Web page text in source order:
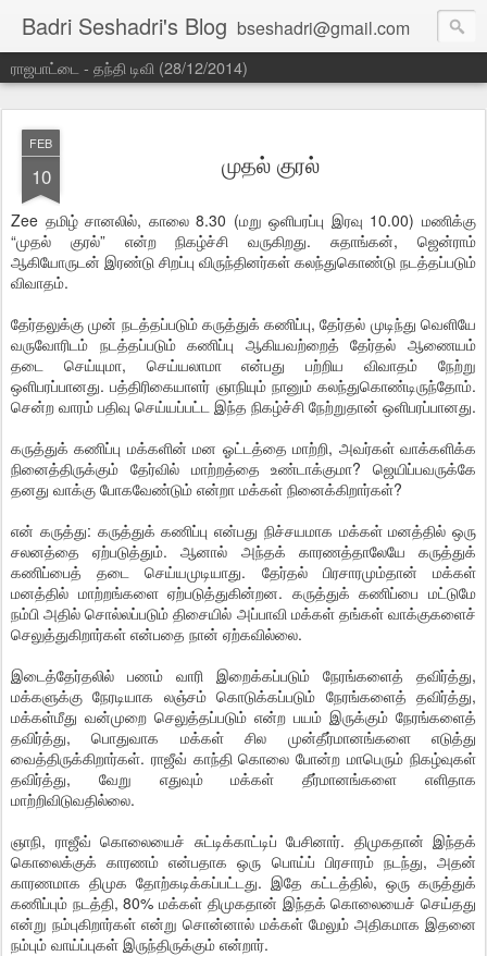
Badri Seshadri's Blog bseshadri@gmail.com
ராஜபாட்டை - தந்தி டிவி (28/12/2014)
FEB
10 முதல் குரல்
Zee தமிழ் சானலில், காலை 8.30 (மறு ஒளிபரப்பு இரவு 10.00) மணிக்கு
“முதல் குரல்” என்ற நிகழ்ச்சி வருகிறது. சுதாங்கன், ஜென்ராம்
ஆகியோருடன் இரண்டு சிறப்பு விருந்தினர்கள் கலந்துகொண்டு நடத்தப்படும்
விவாதம்.
தேர்தலுக்கு முன் நடத்தப்படும் கருத்துக் கணிப்பு, தேர்தல் முடிந்து வெளியே
வருவோரிடம் நடத்தப்படும் கணிப்பு ஆகியவற்றைத் தேர்தல் ஆணையம்
தடை செய்யுமா, செய்யலாமா என்பது பற்றிய விவாதம் நேற்று
ஒளிபரப்பானது. பத்திரிகையாளர் ஞாநியும் நானும் கலந்துகொண்டிருந்தோம்.
சென்ற வாரம் பதிவு செய்யப்பட்ட இந்த நிகழ்ச்சி நேற்றுதான் ஒளிபரப்பானது.
கருத்துக் கணிப்பு மக்களின் மன ஓட்டத்தை மாற்றி, அவர்கள் வாக்களிக்க
நினைத்திருக்கும் தேர்வில் மாற்றத்தை உண்டாக்குமா? ஜெயிப்பவருக்கே
தனது வாக்கு போகவேண்டும் என்றா மக்கள் நினைக்கிறார்கள்?
என் கருத்து: கருத்துக் கணிப்பு என்பது நிச்சயமாக மக்கள் மனத்தில் ஒரு
சலனத்தை ஏற்படுத்தும். ஆனால் அந்தக் காரணத்தாலேயே கருத்துக்
கணிப்பைத் தடை செய்யமுடியாது. தேர்தல் பிரசாரமும்தான் மக்கள்
மனத்தில் மாற்றங்களை ஏற்படுத்துகின்றன. கருத்துக் கணிப்பை மட்டுமே
நம்பி அதில் சொல்லப்படும் திசையில் அப்பாவி மக்கள் தங்கள் வாக்குகளைச்
செலுத்துகிறார்கள் என்பதை நான் ஏற்கவில்லை.
இடைத்தேர்தலில் பணம் வாரி இறைக்கப்படும் நேரங்களைத் தவிர்த்து,
மக்களுக்கு நேரடியாக லஞ்சம் கொடுக்கப்படும் நேரங்களைத் தவிர்த்து,
மக்கள்மீது வன்முறை செலுத்தப்படும் என்ற பயம் இருக்கும் நேரங்களைத்
தவிர்த்து, பொதுவாக மக்கள் சில முன்தீர்மானங்களை எடுத்து
வைத்திருக்கிறார்கள். ராஜீவ் காந்தி கொலை போன்ற மாபெரும் நிகழ்வுகள்
தவிர்த்து, வேறு எதுவும் மக்கள் தீர்மானங்களை எளிதாக
மாற்றிவிடுவதில்லை.
ஞாநி, ராஜீவ் கொலையைச் சுட்டிக்காட்டிப் பேசினார். திமுகதான் இந்தக்
கொலைக்குக் காரணம் என்பதாக ஒரு பொய்ப் பிரசாரம் நடந்து, அதன்
காரணமாக திமுக தோற்கடிக்கப்பட்டது. இதே கட்டத்தில், ஒரு கருத்துக்
கணிப்பும் நடத்தி, 80% மக்கள் திமுகதான் இந்தக் கொலையைச் செய்தது
என்று நம்புகிறார்கள் என்று சொன்னால் மக்கள் மேலும் அதிகமாக இதனை
நம்பும் வாய்ப்புகள் இருந்திருக்கும் என்றார்.